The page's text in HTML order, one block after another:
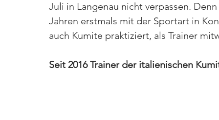
Juli in Langenau nicht verpassen.
Jahren erstmals mit der Sportart in
auch Kumite praktiziert, als Trainer
Seit 2016 Trainer der italienischen